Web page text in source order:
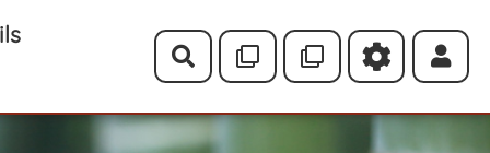
Rechercher